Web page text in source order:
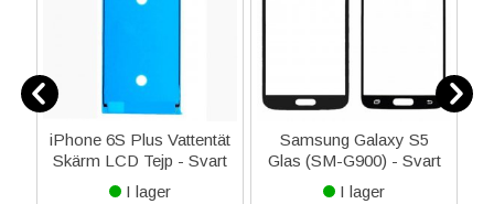
iPhone 6S Plus Vattentät
Skärm LCD Tejp - Svart
I lager
Samsung Galaxy S5
Glas (SM-G900) - Svart
I lager